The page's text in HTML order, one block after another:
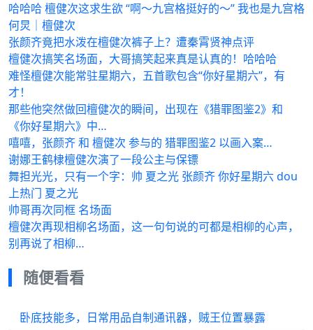
哈哈哈 檀健次这求生欲 “啊～九宫格挺好的～” 我也是九宫格
何炅｜檀健次
张颜齐竟把水泼在檀健次裤子上？遭秦霄贤神点评
檀健次搞笑名场面，大哥搞笑起来真是认真的！哈哈哈
难怪檀健次能常驻星期六，五首歌包含“你好星期六”，有
才！
那些他突然做回檀健次的瞬间，出现在《猎罪图鉴2》和
《你好星期六》中…
嘻嘻，张颜齐 和 檀健次 参与的 猎罪图鉴2 以画入案…
谢娜王鹤棣檀健次演了一段公主与保镖
舞担光光，只有一个字：帅 夏之光 张颜齐 你好星期六 dou
上热门 夏之光
帅哥再次同框 名场面
檀健次再现相柳名场面，这一句句说的可都是相柳的心声，
别再说了相柳…
随便看看
卧底技能多，日常用品自制通讯器，贼王位置暴露